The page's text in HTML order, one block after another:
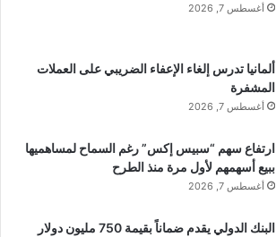
أغسطس 7, 2026
ألمانيا تدرس إلغاء الإعفاء الضريبي على العملات
المشفرة
أغسطس 7, 2026
ارتفاع سهم “سبيس إكس” رغم السماح لمساهميها
ببيع أسهمهم لأول مرة منذ الطرح
أغسطس 7, 2026
البنك الدولي يقدم ضماناً بقيمة 750 مليون دولار